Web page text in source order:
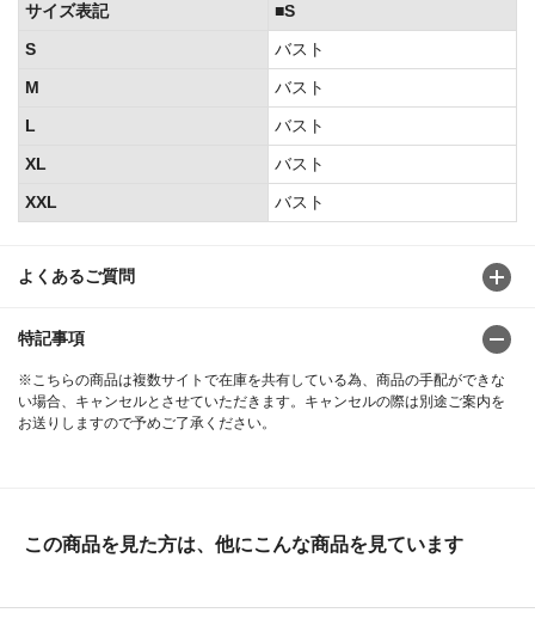
よくあるご質問
特記事項
※こちらの商品は複数サイトで在庫を共有している為、商品の手配ができな
い場合、キャンセルとさせていただきます。キャンセルの際は別途ご案内を
お送りしますので予めご了承ください。
サイズ表記
■S
S
バスト
M
バスト
L
バスト
XL
バスト
XXL
バスト
この商品を見た方は、他にこんな商品を見ています